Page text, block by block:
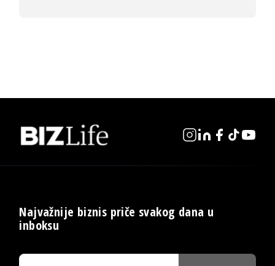
Najvažnije biznis priče svakog dana u
inboksu